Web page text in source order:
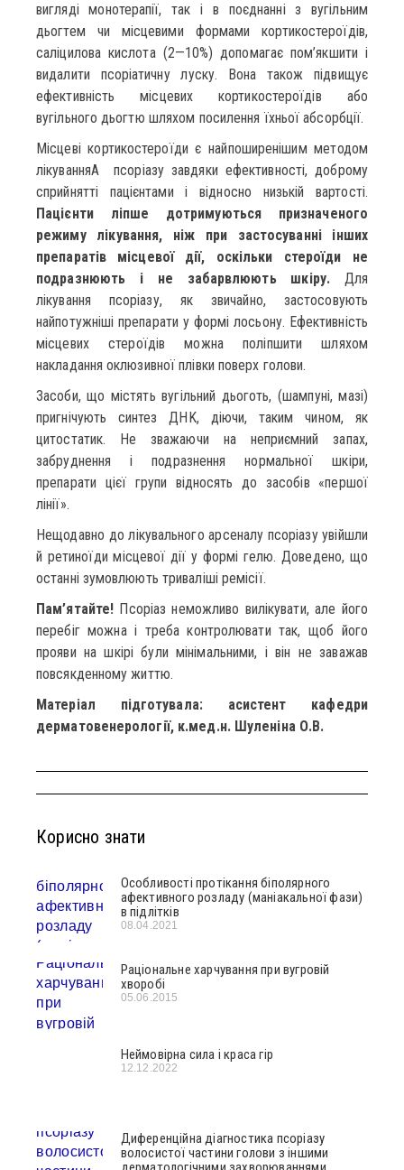
вигляді монотерапії, так і в поєднанні з вугільним
дьогтем чи місцевими формами кортикостероїдів,
саліцилова кислота (2—10%) допомагає пом’якшити і
видалити псоріатичну луску. Вона також підвищує
ефективність місцевих кортикостероїдів або
вугільного дьогтю шляхом посилення їхньої абсорбції.
Місцеві кортикостероїди є найпоширенішим методом
лікуванняA псоріазу завдяки ефективності, доброму
сприйнятті пацієнтами і відносно низькій вартості.
Пацієнти ліпше дотримуються призначеного
режиму лікування, ніж при застосуванні інших
препаратів місцевої дії, оскільки стероїди не
подразнюють і не забарвлюють шкіру.Для
лікування псоріазу, як звичайно, застосовують
найпотужніші препарати у формі лосьону. Ефективність
місцевих стероїдів можна поліпшити шляхом
накладання оклюзивної плівки поверх голови.
Засоби, що містять вугільний дьоготь, (шампуні, мазі)
пригнічують синтез ДНK, діючи, таким чином, як
цитостатик. Не зважаючи на неприємний запах,
забруднення і подразнення нормальної шкіри,
препарати цієї групи відносять до засобів «першої
лінії».
Нещодавно до лікувального арсеналу псоріазу увійшли
й ретиноїди місцевої дії у формі гелю. Доведено, що
останні зумовлюють триваліші ремісії.
Пам’ятайте! Псоріаз неможливо вилікувати, але його
перебіг можна і треба контролювати так, щоб його
прояви на шкірі були мінімальними, і він не заважав
повсякденному життю.
Матеріал підготувала: асистент кафедри
дерматовенерології, к.мед.н. Шуленіна О.В.
Корисно знати
Особливості протікання біполярного
афективного розладу (маніакальної фази)
в підлітків
08.04.2021
Раціональне харчування при вугровій
хворобі
05.06.2015
Неймовірна сила і краса гір
12.12.2022
Диференційна діагностика псоріазу
волосистої частини голови з іншими